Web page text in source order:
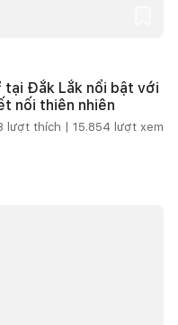
tại Đắk Lắk nổi bật với
nối thiên nhiên
lượt thích | 15.854 lượt xem